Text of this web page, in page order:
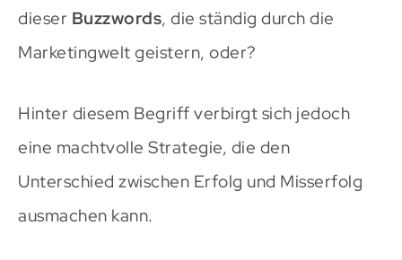
dieser Buzzwords, die ständig durch die
Marketingwelt geistern, oder?
Hinter diesem Begriff verbirgt sich jedoch
eine machtvolle Strategie, die den
Unterschied zwischen Erfolg und Misserfolg
ausmachen kann.